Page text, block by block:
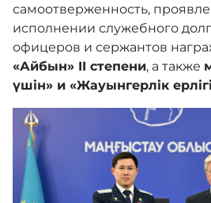
самоотверженность,
исполнении служебного
офицеров и сержантов
«Айбын» II степени, а также
үшін» и «Жауынгерлік